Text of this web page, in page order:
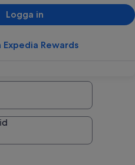
Logga in
Expedia Rewards